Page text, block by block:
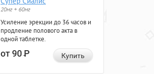
20мг + 60мг
Усиление эрекции до 36 часов и
продление полового акта в
одной таблетке.
от 90Р Купить